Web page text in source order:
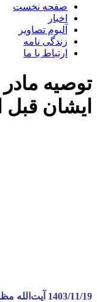
صفحه نخست
اخبار
آلبوم تصاویر
زندگی نامه
ارتباط با ما
توصیه
ایشان قبل
1403/11/19 ️آیت‌الله مظفری